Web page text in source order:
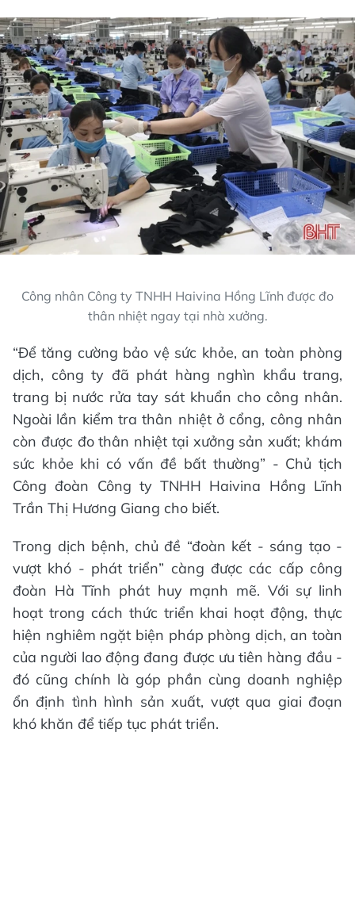
Công nhân Công ty TNHH Haivina Hồng Lĩnh được đo
thân nhiệt ngay tại nhà xưởng.
“Để tăng cường bảo vệ sức khỏe, an toàn phòng
dịch, công ty đã phát hàng nghìn khẩu trang,
trang bị nước rửa tay sát khuẩn cho công nhân.
Ngoài lần kiểm tra thân nhiệt ở cổng, công nhân
còn được đo thân nhiệt tại xưởng sản xuất; khám
sức khỏe khi có vấn đề bất thường” - Chủ tịch
Công đoàn Công ty TNHH Haivina Hồng Lĩnh
Trần Thị Hương Giang cho biết.
Trong dịch bệnh, chủ đề “đoàn kết - sáng tạo -
vượt khó - phát triển” càng được các cấp công
đoàn Hà Tĩnh phát huy mạnh mẽ. Với sự linh
hoạt trong cách thức triển khai hoạt động, thực
hiện nghiêm ngặt biện pháp phòng dịch, an toàn
của người lao động đang được ưu tiên hàng đầu -
đó cũng chính là góp phần cùng doanh nghiệp
ổn định tình hình sản xuất, vượt qua giai đoạn
khó khăn để tiếp tục phát triển.